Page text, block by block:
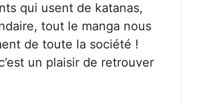
qui usent de katanas,
tout le manga nous
de toute la société !
un plaisir de retrouver